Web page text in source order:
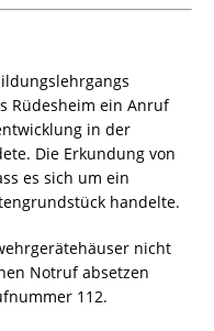
Rüdesheim ein Anruf
in der
Die Erkundung von
es sich um ein
handelte.
nicht
Notruf absetzen
112.